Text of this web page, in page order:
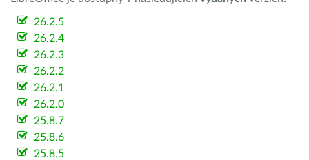
26.2.5
26.2.4
26.2.3
26.2.2
26.2.1
26.2.0
25.8.7
25.8.6
25.8.5